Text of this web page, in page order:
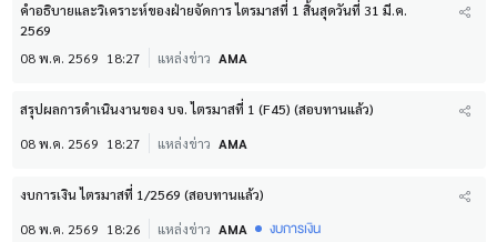
คำอธิบายและวิเคราะห์ของฝ่ายจัดการ ไตรมาสที่ 1 สิ้นสุดวันที่ 31 มี.ค.
2569
08 พ.ค. 2569 18:27 แหล่งข่าว AMA
สรุปผลการดำเนินงานของ บจ. ไตรมาสที่ 1 (F45) (สอบทานแล้ว)
08 พ.ค. 2569 18:27 แหล่งข่าว AMA
งบการเงิน ไตรมาสที่ 1/2569 (สอบทานแล้ว)
08 พ.ค. 2569 18:26 แหล่งข่าว AMA งบการเงิน